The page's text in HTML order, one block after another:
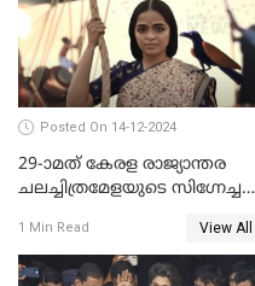
Posted On 14-12-2024
29-ാമത് കേരള രാജ്യാന്തര
ചലച്ചിത്രമേളയുടെ സിഗ്നേച്ചർ
1 Min Read View All